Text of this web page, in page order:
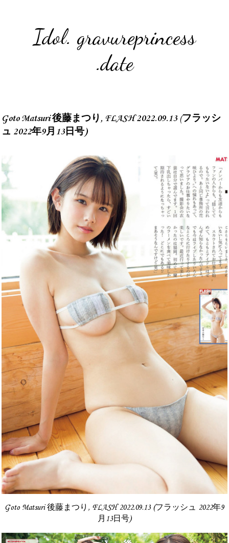
Idol. gravureprincess
.date
Goto Matsuri 後藤まつり, FLASH 2022.09.13 (フラッシ
ュ 2022年9月13日号)
Goto Matsuri 後藤まつり, FLASH 2022.09.13 (フラッシュ 2022年9
月13日号)